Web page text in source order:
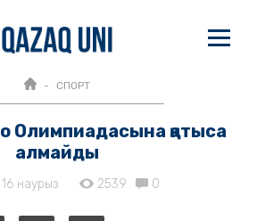
СПОРТ
Олимпиадасына қатыса
алмайды
наурыз 2539 0